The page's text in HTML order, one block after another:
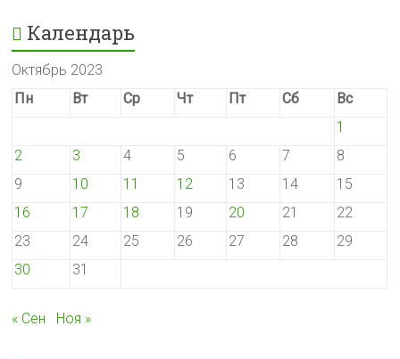
Календарь
Октябрь 2023
Пн
Вт Ср Чт Пт Сб
Вс
1
2
3 4 5 6 7
8
9
10 11 12 13 14
15
16
17 18 19 20 21
22
23
24 25 26 27 28
29
30
31
« Сен Ноя »